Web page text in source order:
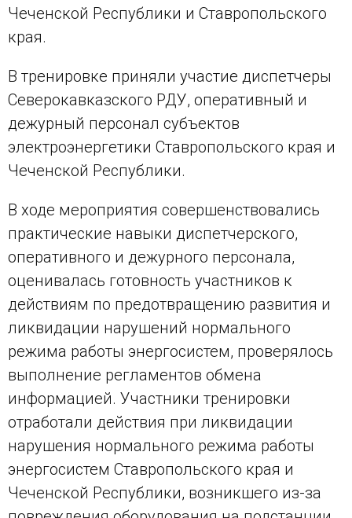
Чеченской Республики и Ставропольского
края.
В тренировке приняли участие диспетчеры
Северокавказского РДУ, оперативный и
дежурный персонал субъектов
электроэнергетики Ставропольского края и
Чеченской Республики.
В ходе мероприятия совершенствовались
практические навыки диспетчерского,
оперативного и дежурного персонала,
оценивалась готовность участников к
действиям по предотвращению развития и
ликвидации нарушений нормального
режима работы энергосистем, проверялось
выполнение регламентов обмена
информацией. Участники тренировки
отработали действия при ликвидации
нарушения нормального режима работы
энергосистем Ставропольского края и
Чеченской Республики, возникшего из-за